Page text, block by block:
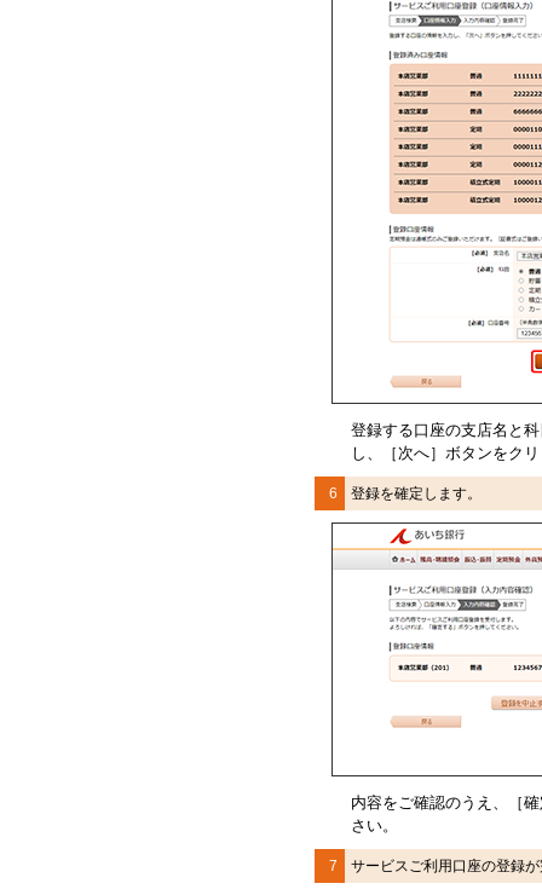
登録する口座の支店名と
し、［次へ］ボタンをク
6 登録を確定します。
内容をご確認のうえ、
［
さい。
7 サービスご利用口座の登録